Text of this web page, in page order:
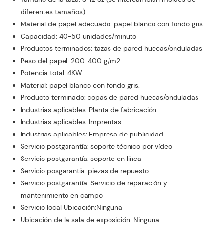
diferentes tamaños)
Material de papel adecuado: papel blanco con fondo gris.
Capacidad: 40-50 unidades/minuto
Productos terminados: tazas de pared huecas/onduladas
Peso del papel: 200-400 g/m2
Potencia total: 4KW
Material: papel blanco con fondo gris.
Producto terminado: copas de pared huecas/onduladas
Industrias aplicables: Planta de fabricación
Industrias aplicables: Imprentas
Industrias aplicables: Empresa de publicidad
Servicio postgarantía: soporte técnico por vídeo
Servicio postgarantía: soporte en línea
Servicio posgarantía: piezas de repuesto
Servicio postgarantía: Servicio de reparación y
mantenimiento en campo
Servicio local Ubicación:Ninguna
Ubicación de la sala de exposición: Ninguna